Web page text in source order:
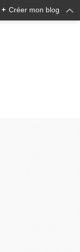
+ Créer mon blog